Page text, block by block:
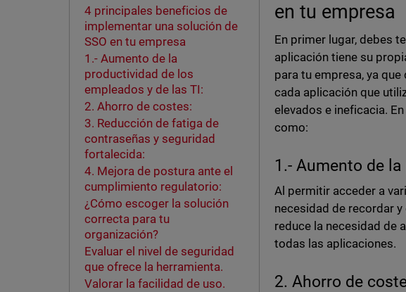
4 principales beneficios de
implementar una solución de
SSO en tu empresa
1.- Aumento de la
productividad de los
empleados y de las TI:
2. Ahorro de costes:
3. Reducción de fatiga de
contraseñas y seguridad
fortalecida:
4. Mejora de postura ante el
cumplimiento regulatorio:
¿Cómo escoger la solución
correcta para tu
organización?
Evaluar el nivel de seguridad
que ofrece la herramienta.
Valorar la facilidad de uso.
en tu empresa
En primer lugar, debes
aplicación tiene su
para tu empresa, ya
cada aplicación que
elevados e ineficacia.
como:
1.- Aumento de
Al permitir acceder a
necesidad de recordar
reduce la necesidad de
todas las aplicaciones.
2. Ahorro de